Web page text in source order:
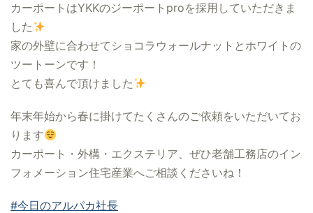
カーポートはYKKのジーポートproを採用していただきま
した
家の外壁に合わせてショコラウォールナットとホワイトの
ツートーンです！
とても喜んで頂けました
年末年始から春に掛けてたくさんのご依頼をいただいてお
ります
カーポート・外構・エクステリア、ぜひ老舗工務店のイン
フォメーション住宅産業へご相談くださいね！
#今日のアルパカ社長